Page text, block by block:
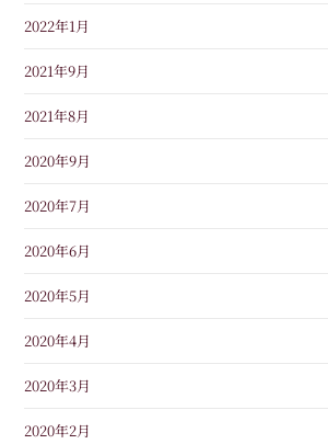
2022年1月
2021年9月
2021年8月
2020年9月
2020年7月
2020年6月
2020年5月
2020年4月
2020年3月
2020年2月